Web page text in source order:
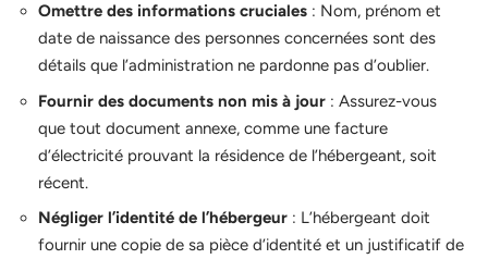
Omettre des informations cruciales : Nom, prénom et
date de naissance des personnes concernées sont des
détails que l’administration ne pardonne pas d’oublier.
Fournir des documents non mis à jour : Assurez-vous
que tout document annexe, comme une facture
d’électricité prouvant la résidence de l’hébergeant, soit
récent.
Négliger l’identité de l’hébergeur : L’hébergeant doit
fournir une copie de sa pièce d’identité et un justificatif de